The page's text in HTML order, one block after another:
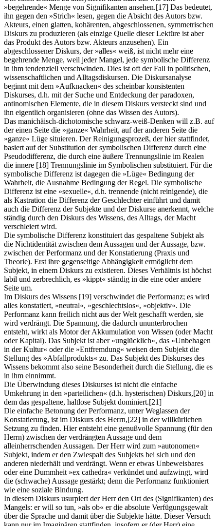
»begehrende« Menge von Signifikanten ansehen.[17] Das bedeutet,
ihn gegen den »Strich« lesen, gegen die Absicht des Autors bzw.
Akteurs, einen glatten, kohärenten, abgeschlossenen, symmetrischen
Diskurs zu produzieren (als einzige Quelle dieser Lektüre ist aber
das Produkt des Autors bzw. Akteurs anzusehen). Ein
abgeschlossener Diskurs, der »alles« weiß, ist nicht mehr eine
begehrende Menge, weil jeder Mangel, jede symbolische Differenz
in ihm tendenziell verschwinden. Dies ist oft der Fall in politischen,
wissenschaftlichen und Alltagsdiskursen. Die Diskursanalyse
beginnt mit dem »Aufknacken« des scheinbar konsistenten
Diskurses, d.h. mit der Suche und Entdeckung der paradoxen,
antinomischen Elemente, die in diesem Diskurs versteckt sind und
ihn eigentlich organisieren (ohne das Wissen des Autors).
Das manichäisch-dichotomische schwarz-weiß-Denken will z.B. auf
der einen Seite die »ganze« Wahrheit, auf der anderen Seite die
»ganze« Lüge situieren. Der Reinigungsprozeß, der hier stattfindet,
basiert auf der Substitution der symbolischen Differenz durch eine
Pseudodifferenz, die durch eine äußere Trennungslinie im Realen
die innere [18] Trennungslinie im Symbolischen substituiert. Für die
symbolische Differenz ist dagegen die »Lüge« Bedingung der
Wahrheit, die Ausnahme Bedingung der Regel. Die symbolische
Differenz ist eine »sexuelle«, d.h. trennende (nicht reinigende), die
als Kastration die Differenz der Geschlechter einführt und damit
auch die Differenz der Subjekte und der Diskurse anerkennt, welche
ständig durch den Diskurs des Wissens, des Alltags, der Macht
verschleiert wird.
Die symbolische Differenz konstituiert das gespaltene Subjekt als
die Nichtidentität zwischen dem Aussagen und der Aussage, bzw.
zwischen der Performanz und der Konstatierung (Praxis und
Theorie). Erst ihre gegenseitige Abhängigkeit ermöglicht dem
Subjekt, in einem Diskurs zu existieren. Dieses Verhältnis ist höchst
labil und zerbrechlich, es »kippt« ständig in die eine oder andere
Seite um.
Im Diskurs des Wissens [19] verschwindet die Performanz; es wird
alles konstatiert, »neutral«, »geschlechtslos«, »objektiv«. Die
Performanz kann freilich nicht aus der Welt geschafft werden, sie
wird verdrängt. Die Spannung, die dadurch ununterbrochen
entsteht, wirkt als Motor der Akkumulation von Wissen (oder Macht
oder Kapital). Das Subjekt ist aber »unglücklich«, das »Unbehagen
in der Kultur« oder die »Entfremdung« weisen dem Subjekt die
Stellung des »Abfallprodukts« zu. Das Subjekt des Diskurses des
Wissens bekommt also seine Besonderheit durch die Stellung, die es
in ihm einnimmt.
Die Überwindung dieses Diskurses ist nicht die einfache
Umkehrung in den »parteilichen« (d.h. hysterischen) Diskurs,[20] in
dem das gespaltene, haltlose Subjekt dominiert.[21]
Die einfache Betonung der Performanz, unter Weglassen der
Konstatierung, ist im Diskurs des Herrn,[22] in der willkürlichen
Setzung zu finden. Hier entsteht eine genußvolle Spannung (für den
Herrn) zwischen der verdrängten Aussage und dem
alleinherrschenden Aussagen. Der Herr wird zum »autonomen«
Subjekt, indem er den Zwiespalt des Subjekts bei sich und den
anderen niederhält und verdrängt. Wenn er etwas Unbeweisbares
oder eine Dummheit »ex cathedra« verkündet und aufzwingt, wird
die (schwache) Aussage gestärkt; denn die Performanz funktioniert
wie eine soziale Bindung.
In diesem Diskurs usurpiert der Herr den Ort des (Signifikanten) des
Mangels: er will so tun, »als ob« er die absolute Verfügungsgewalt
über die Sprache und damit über die Subjekte hätte. Dieser Versuch